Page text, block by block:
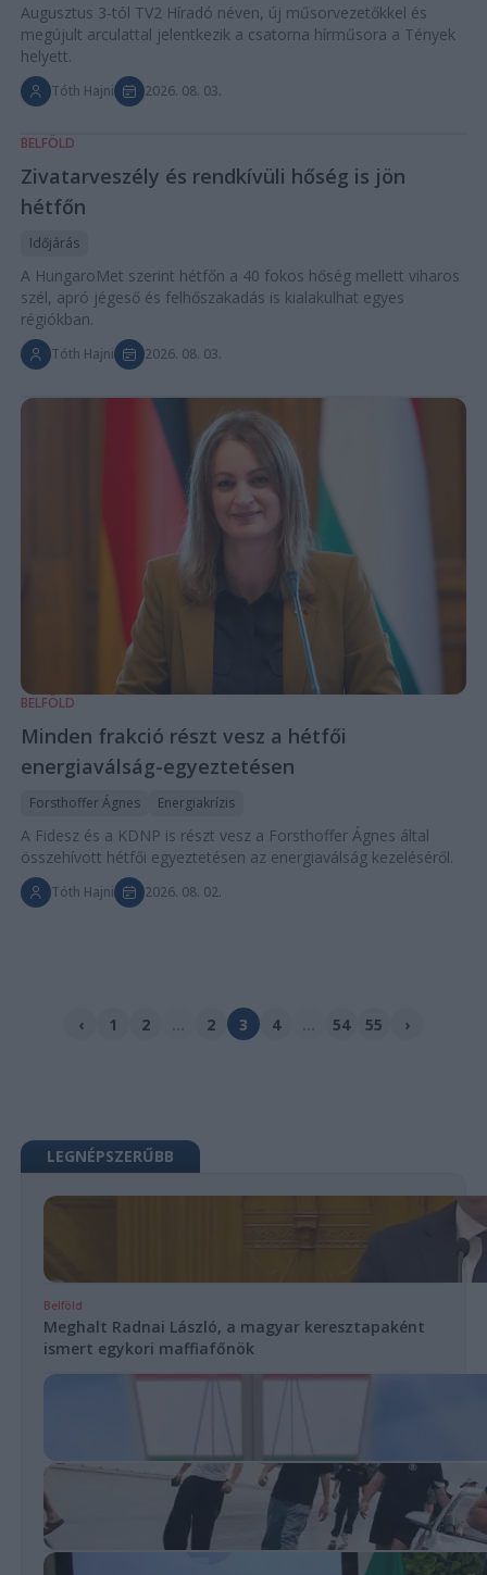
Augusztus 3-tól TV2 Híradó néven, új műsorvezetőkkel és
megújult arculattal jelentkezik a csatorna hírműsora a Tények
helyett.
Tóth Hajni 2026. 08. 03.
BELFÖLD
Zivatarveszély és rendkívüli hőség is jön
hétfőn
Időjárás
A HungaroMet szerint hétfőn a 40 fokos hőség mellett viharos
szél, apró jégeső és felhőszakadás is kialakulhat egyes
régiókban.
Tóth Hajni 2026. 08. 03.
BELFÖLD
Minden frakció részt vesz a hétfői
energiaválság-egyeztetésen
Forsthoffer Ágnes Energiakrízis
A Fidesz és a KDNP is részt vesz a Forsthoffer Ágnes által
összehívott hétfői egyeztetésen az energiaválság kezeléséről.
Tóth Hajni 2026. 08. 02.
‹ 1 2 2 3 4 54 55 ›
LEGNÉPSZERŰBB
Belföld
Meghalt Radnai László, a magyar keresztapaként
ismert egykori maffiafőnök